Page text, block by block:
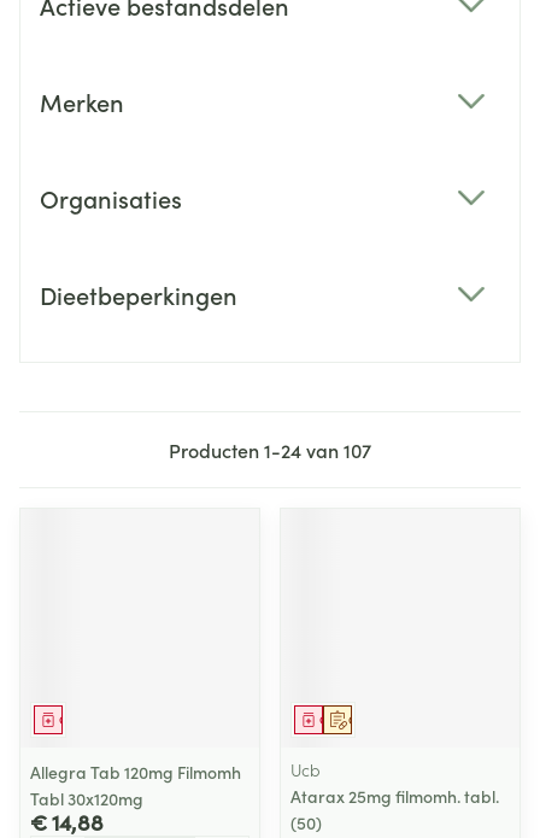
Merken
Organisaties
Dieetbeperkingen
Producten1-24van107
Geneesmiddel
Allegra Tab 120mg Filmomh
Tabl 30x120mg
€ 14,88
Op voorschrift
Geneesmiddel
Ucb
Atarax 25mg filmomh. tabl.
(50)